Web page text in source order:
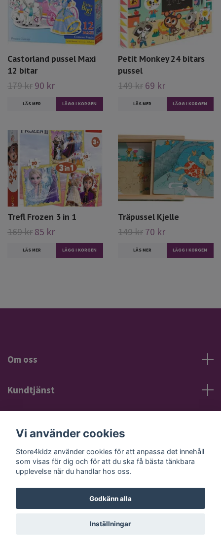
Castorland pussel Maxi
12 bitar
179 kr 90 kr
LÄS MER
Petit Monkey 24 bitars
pussel
149 kr 69 kr
LÄS MER
Trefl Frozen 3 in 1
169 kr 85 kr
LÄS MER
Träpussel Kjelle
149 kr 70 kr
LÄS MER
Om oss
Kundtjänst
Sociala medier
© 2026 Store4kidzPowered by Quickbutik
Vi använder cookies
Store4kidz använder cookies för att anpassa det innehåll
som visas för dig och för att du ska få bästa tänkbara
upplevelse när du handlar hos oss.
Godkänn alla
Inställningar